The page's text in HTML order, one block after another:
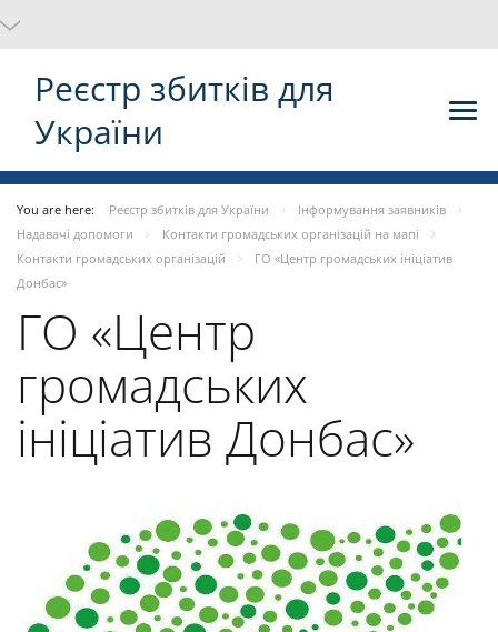
Реєстр збитків для
України
You are here: Реєстр збитків для України
Інформування заявників
Надавачі допомоги
Контакти громадських організацій на мапі
Контакти громадських організацій
ГО «Центр громадських ініціатив
Донбас»
ГО «Центр
громадських
ініціатив Донбас»